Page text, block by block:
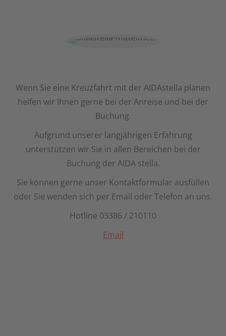
Wenn Sie eine Kreuzfahrt mit der AIDAstella planen
helfen wir Ihnen gerne bei der Anreise und bei der
Buchung.
Aufgrund unserer langjährigen Erfahrung
unterstützen wir Sie in allen Bereichen bei der
Buchung der AIDA stella.
Sie können gerne unser Kontaktformular ausfüllen
oder Sie wenden sich per Email oder Telefon an uns.
Hotline 03386 / 210110
Email